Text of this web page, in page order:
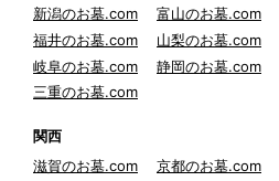
新潟のお墓.com
富山のお墓.com
福井のお墓.com
山梨のお墓.com
岐阜のお墓.com
静岡のお墓.com
三重のお墓.com
関西
滋賀のお墓.com
京都のお墓.com